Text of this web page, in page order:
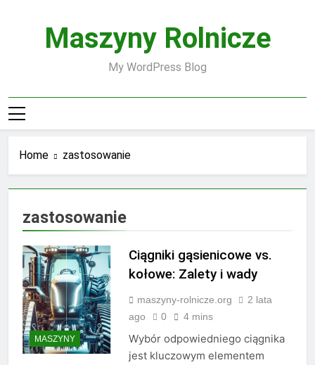
Maszyny Rolnicze
My WordPress Blog
Home zastosowanie
zastosowanie
MASZYNY
Ciągniki gąsienicowe vs.
kołowe: Zalety i wady
maszyny-rolnicze.org
2 lata
ago
0 4 mins
Wybór odpowiedniego ciągnika
jest kluczowym elementem